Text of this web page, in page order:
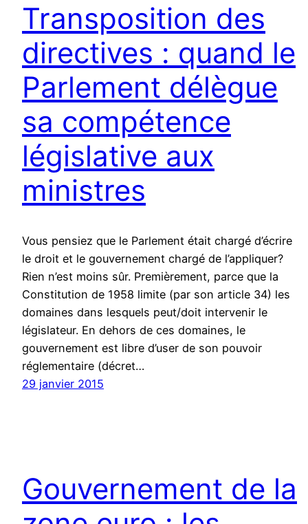
Transposition des
directives : quand le
Parlement délègue
sa compétence
législative aux
ministres
Vous pensiez que le Parlement était chargé d’écrire
le droit et le gouvernement chargé de l’appliquer?
Rien n’est moins sûr. Premièrement, parce que la
Constitution de 1958 limite (par son article 34) les
domaines dans lesquels peut/doit intervenir le
législateur. En dehors de ces domaines, le
gouvernement est libre d’user de son pouvoir
réglementaire (décret…
29 janvier 2015
Gouvernement de la